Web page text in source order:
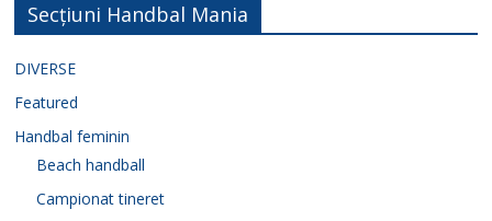
Secțiuni Handbal Mania
DIVERSE
Featured
Handbal feminin
Beach handball
Campionat tineret